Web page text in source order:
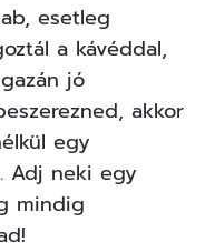
esetleg
a kávéddal,
jó
akkor
egy
Adj neki egy
mindig